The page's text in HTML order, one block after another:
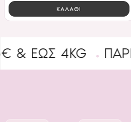
ΚΑΛΑΘΙ
4KG ΠΑΡΕ ΤΙΣ